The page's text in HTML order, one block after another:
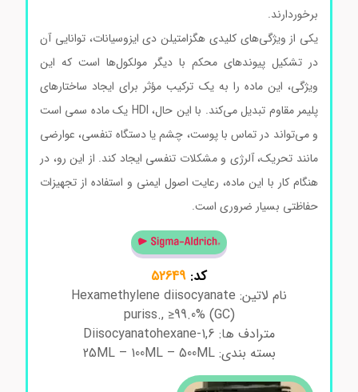
برخوردارند.
یکی از ویژگی‌های کلیدی هگزامتیلن دی ایزوسیانات، توانایی آن
در تشکیل پیوندهای محکم با دیگر مولکول‌ها است که این
ویژگی، این ماده را به یک ترکیب مؤثر برای ایجاد ساختارهای
پلیمر مقاوم تبدیل می‌کند. با این حال، HDI یک ماده سمی است
و می‌تواند در تماس با پوست، چشم یا دستگاه تنفسی، عوارضی
مانند تحریک، آلرژی و مشکلات تنفسی ایجاد کند. از این رو، در
هنگام کار با این ماده، رعایت اصول ایمنی و استفاده از تجهیزات
حفاظتی بسیار ضروری است.
کد:52649
نام لاتین: Hexamethylene diisocyanate
puriss., ≥99.0% (GC)
مترادف ها: 1,6-Diisocyanatohexane
بسته بندی: 25ML – 100ML – 500ML